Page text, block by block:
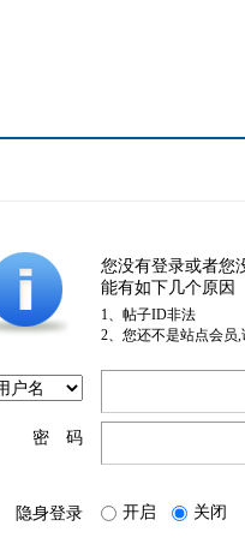
您没有登录或者您
能有如下几个原因
1、帖子ID非法
2、您还不是站点会员
密 码
隐身登录 开启 关闭